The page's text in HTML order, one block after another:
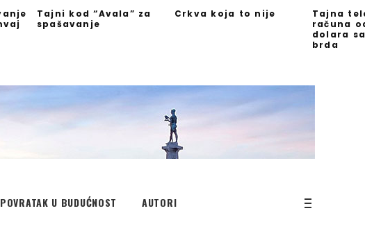
Tajni kod “Avala” za
spašavanje
Crkva koja to nije
Tajna
računa
dolara
brda
POVRATAK U BUDUĆNOST AUTORI